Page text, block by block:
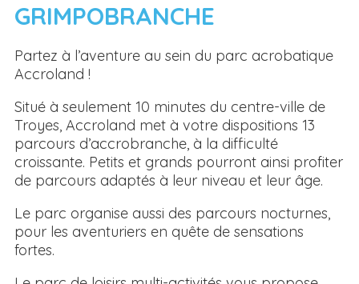
GRIMPOBRANCHE
Partez à l’aventure au sein du parc acrobatique
Accroland !
Situé à seulement 10 minutes du centre-ville de
Troyes, Accroland met à votre dispositions 13
parcours d’accrobranche, à la difficulté
croissante. Petits et grands pourront ainsi profiter
de parcours adaptés à leur niveau et leur âge.
Le parc organise aussi des parcours nocturnes,
pour les aventuriers en quête de sensations
fortes.